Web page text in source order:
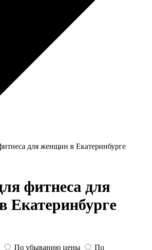
для женщин в Екатеринбурге
фитнеса для
Екатеринбурге
По убыванию цены По